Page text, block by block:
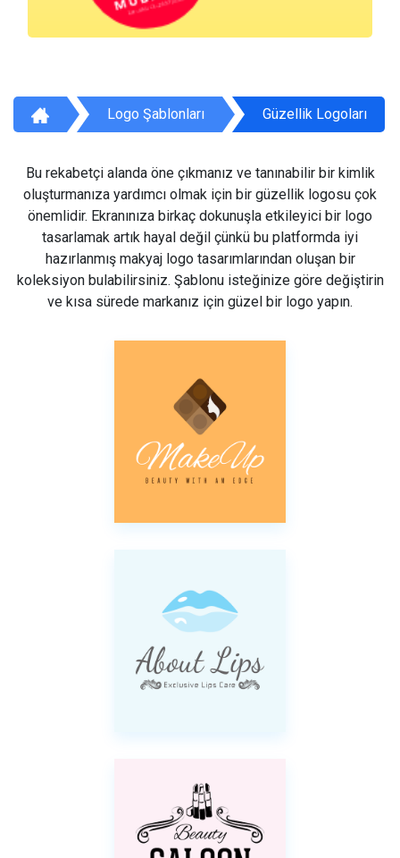
Logo Şablonları Güzellik Logoları
Bu rekabetçi alanda öne çıkmanız ve tanınabilir bir kimlik
oluşturmanıza yardımcı olmak için bir güzellik logosu çok
önemlidir. Ekranınıza birkaç dokunuşla etkileyici bir logo
tasarlamak artık hayal değil çünkü bu platformda iyi
hazırlanmış makyaj logo tasarımlarından oluşan bir
koleksiyon bulabilirsiniz. Şablonu isteğinize göre değiştirin
ve kısa sürede markanız için güzel bir logo yapın.